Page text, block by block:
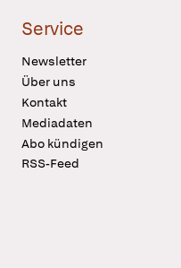
Service
Newsletter
Über uns
Kontakt
Mediadaten
Abo kündigen
RSS-Feed